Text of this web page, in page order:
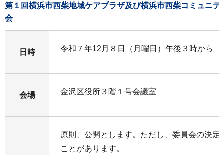
第１回横浜市西柴地域ケアプラザ及び横浜市西柴コミュニ
会
日時 令和７年12月８日（月曜日）午後３時から
会場 金沢区役所３階１号会議室
原則、公開とします。ただし、委員会の決
ことがあります。